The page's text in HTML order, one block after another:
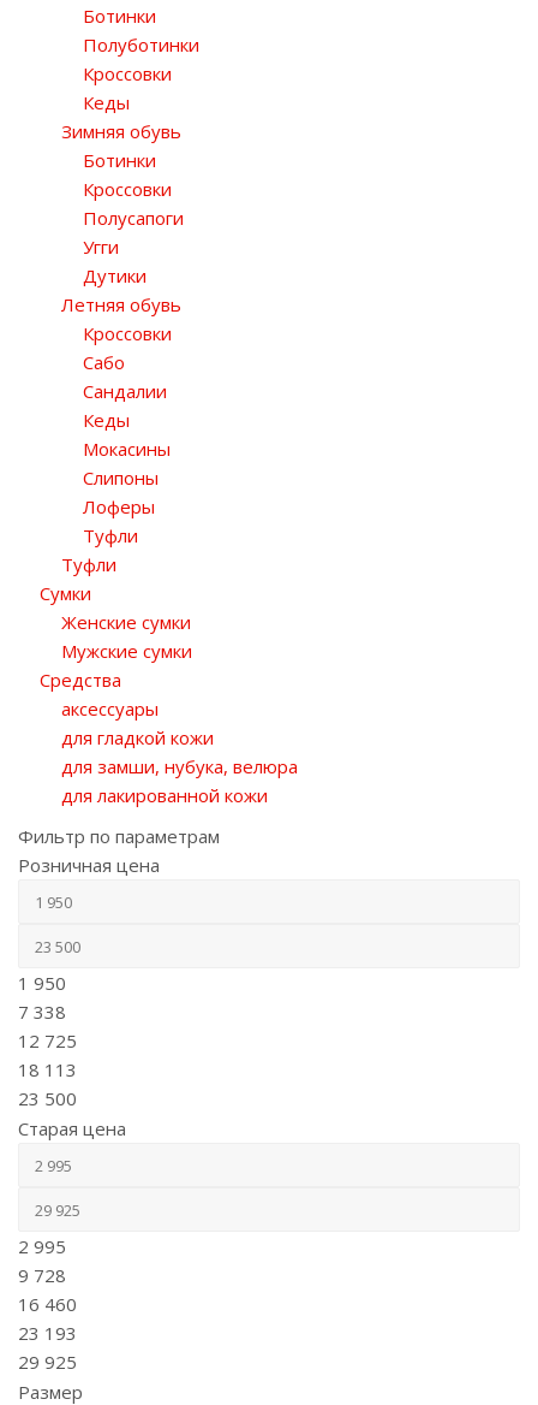
Ботинки
Полуботинки
Кроссовки
Кеды
Зимняя обувь
Ботинки
Кроссовки
Полусапоги
Угги
Дутики
Летняя обувь
Кроссовки
Сабо
Сандалии
Кеды
Мокасины
Слипоны
Лоферы
Туфли
Туфли
Сумки
Женские сумки
Мужские сумки
Средства
аксессуары
для гладкой кожи
для замши, нубука, велюра
для лакированной кожи
Фильтр по параметрам
Розничная цена
1 950
7 338
12 725
18 113
23 500
Старая цена
2 995
9 728
16 460
23 193
29 925
Размер